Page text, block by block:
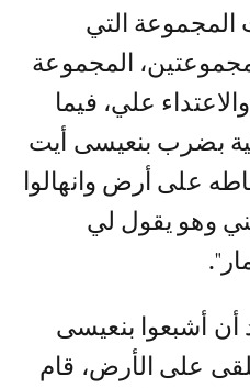
المجموعة التي
المجموعة
علي، فيما
بضرب بنعيسى أيت
على أرض وانهالوا
وهو يقول لي
أن أشبعوا بنعيسى
على الأرض، قام